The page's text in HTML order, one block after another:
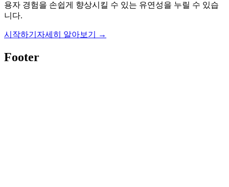
용자 경험을 손쉽게 향상시킬 수 있는 유연성을 누릴 수 있습
니다.
시작하기 자세히 알아보기 →
Footer